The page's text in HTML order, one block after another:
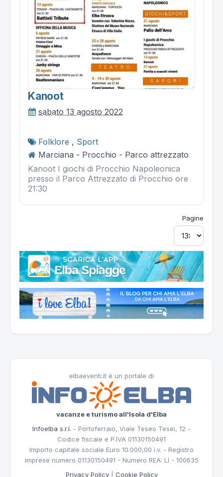
Kanoot
sabato 13 agosto 2022
Folklore , Sport
Marciana - Procchio - Parco attrezzato
Kanoot I giochi di Procchio Napoleonica
presso il Parco Attrezzato di Procchio ore
21:30
Pagine
elbaeventi.it è un portale di
vacanze e turismo all'Isola d'Elba
Infoelba s.r.l. - Portoferraio, Viale Teseo Tesei, 12 -
Codice fiscale e P.IVA 01130150491
Importo capitale sociale Euro 10.000,00 i.v. - Registro
imprese numero 01130150491 - Numero REA: LI - 100635
Privacy Policy| Cookie Policy